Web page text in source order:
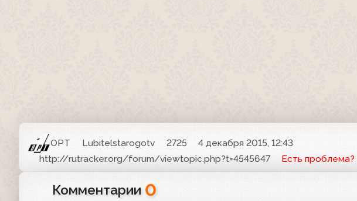
ОРТ Lubitelstarogotv 2725
4 декабря 2015, 12:43
http://rutracker.org/forum/viewtopic.php?t=4545647
Есть проблема?
Комментарии 0